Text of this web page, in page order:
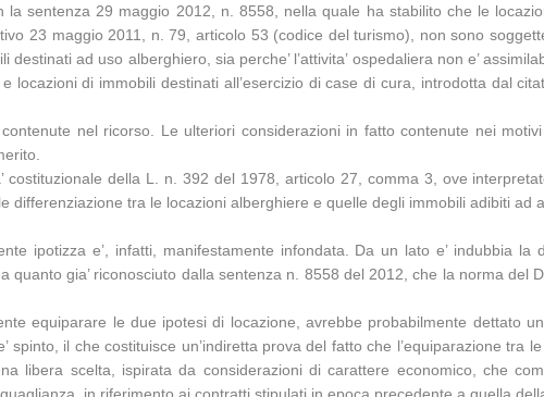
sentenza 29 maggio 2012, n. 8558, nella quale ha stabilito che le
23 maggio 2011, n. 79, articolo 53 (codice del turismo), non sono
ad uso alberghiero, sia perche’ l’attivita’ ospedaliera non e’
locazioni di immobili destinati all’esercizio di case di cura, introdotta dal
nel ricorso. Le ulteriori considerazioni in fatto contenute nei
costituzionale della L. n. 392 del 1978, articolo 27, comma 3, ove
differenziazione tra le locazioni alberghiere e quelle degli immobili adibiti ad
ipotizza e’, infatti, manifestamente infondata. Da un lato e’ indubbia
quanto gia’ riconosciuto dalla sentenza n. 8558 del 2012, che la norma del
equiparare le due ipotesi di locazione, avrebbe probabilmente dettato
il che costituisce un’indiretta prova del fatto che l’equiparazione tra
libera scelta, ispirata da considerazioni di carattere economico, che
in riferimento ai contratti stipulati in epoca precedente a quella